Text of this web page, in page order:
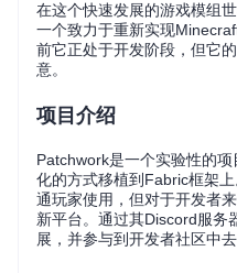
在这个快速发展的游戏模组
一个致力于重新实现
前它正处于开发阶段，但它
意。
项目介绍
Patchwork是一个实验性的
化的方式移植到Fabric框架
通玩家使用，但对于开发者
新平台。通过其Discord服务
展，并参与到开发者社区中去